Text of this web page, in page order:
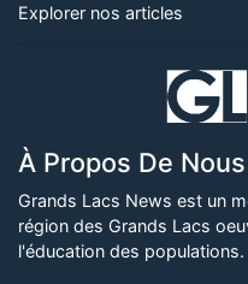
Explorer nos articles
À Propos De Nous
Grands Lacs News est un
région des Grands Lacs
l'éducation des populations.